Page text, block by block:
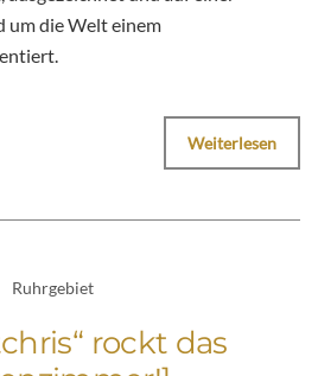
um die Welt einem
Weiterlesen
Ruhrgebiet
rockt das